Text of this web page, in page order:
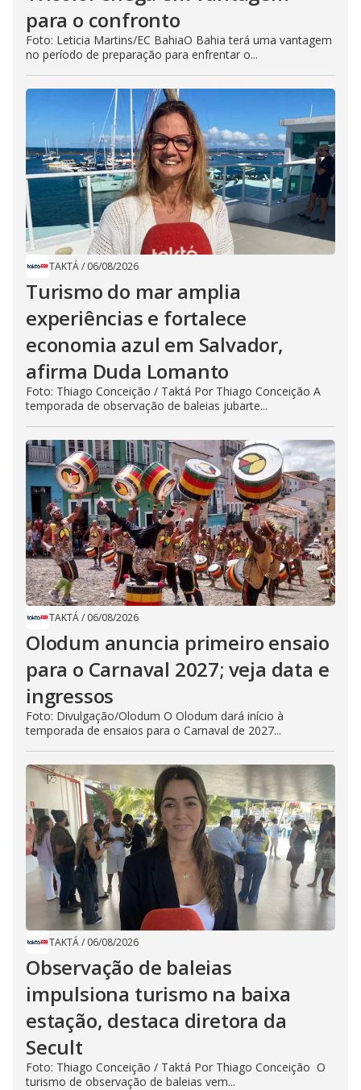
para o confronto
Foto: Leticia Martins/EC BahiaO Bahia terá uma vantagem
no período de preparação para enfrentar o...
TAKTÁ/ 06/08/2026
Turismo do mar amplia
experiências e fortalece
economia azul em Salvador,
afirma Duda Lomanto
Foto: Thiago Conceição / Taktá Por Thiago Conceição A
temporada de observação de baleias jubarte...
TAKTÁ/ 06/08/2026
Olodum anuncia primeiro ensaio
para o Carnaval 2027; veja data e
ingressos
Foto: Divulgação/Olodum O Olodum dará início à
temporada de ensaios para o Carnaval de 2027...
TAKTÁ/ 06/08/2026
Observação de baleias
impulsiona turismo na baixa
estação, destaca diretora da
Secult
Foto: Thiago Conceição / Taktá Por Thiago Conceição O
turismo de observação de baleias vem...